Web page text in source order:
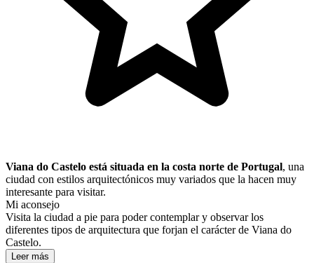
Viana do Castelo está situada en la costa norte de Portugal, una
ciudad con estilos arquitectónicos muy variados que la hacen muy
interesante para visitar.
Mi aconsejo
Visita la ciudad a pie para poder contemplar y observar los
diferentes tipos de arquitectura que forjan el carácter de Viana do
Castelo.
Leer más